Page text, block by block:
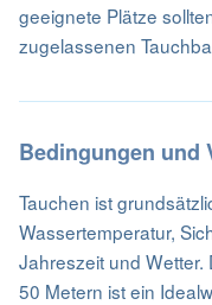
geeignete Plätze
zugelassenen
Bedingungen und
Tauchen ist
Wassertemperatur,
Jahreszeit und Wetter.
50 Metern ist ein